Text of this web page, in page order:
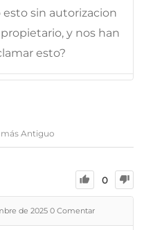
sin autorizacion
y nos han
esto?
más Antiguo
0
de 2025 0 Comentar